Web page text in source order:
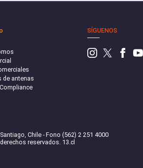
de antenas
SÍGUENOS
Chile - Fono (562) 2 251 4000
reservados. 13.cl